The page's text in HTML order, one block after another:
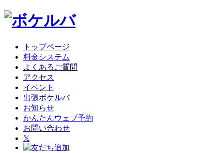
トップページ
料金システム
よくあるご質問
アクセス
イベント
出張ボケルバ
お知らせ
かんたんウェブ予約
お問い合わせ
𝕏